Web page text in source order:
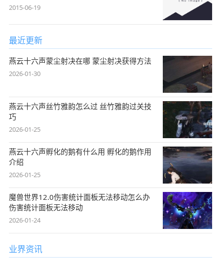
2015-06-19
最近更新
燕云十六声蒙尘射决在哪 蒙尘射决获得方法
2026-01-30
燕云十六声丝竹雅韵怎么过 丝竹雅韵过关技
巧
2026-01-25
燕云十六声孵化的鹅有什么用 孵化的鹅作用
介绍
2026-01-25
魔兽世界12.0伤害统计面板无法移动怎么办
伤害统计面板无法移动
2026-01-24
业界资讯